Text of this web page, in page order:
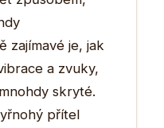
zajímavé je, jak
a zvuky,
skryté.
přítel